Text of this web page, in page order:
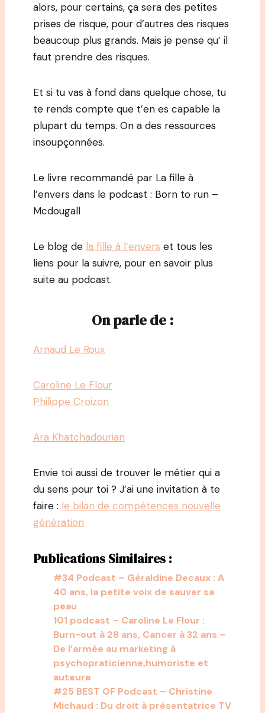
alors, pour certains, ça sera des petites
prises de risque, pour d’autres des risques
beaucoup plus grands. Mais je pense qu’ il
faut prendre des risques.
Et si tu vas à fond dans quelque chose, tu
te rends compte que t’en es capable la
plupart du temps. On a des ressources
insoupçonnées.
Le livre recommandé par La fille à
l’envers dans le podcast : Born to run –
Mcdougall
Le blog de la fille à l’envers et tous les
liens pour la suivre, pour en savoir plus
suite au podcast.
On parle de :
Arnaud Le Roux
Caroline Le Flour
Philippe Croizon
Ara Khatchadourian
Envie toi aussi de trouver le métier qui a
du sens pour toi ? J’ai une invitation à te
faire : le bilan de compétences nouvelle
génération
Publications Similaires :
#34 Podcast – Géraldine Decaux : A
40 ans, la petite voix de sauver sa
peau
101 podcast – Caroline Le Flour :
Burn-out à 28 ans, Cancer à 32 ans –
De l’armée au marketing à
psychopraticienne,humoriste et
auteure
#25 BEST OF Podcast – Christine
Michaud : Du droit à présentatrice TV